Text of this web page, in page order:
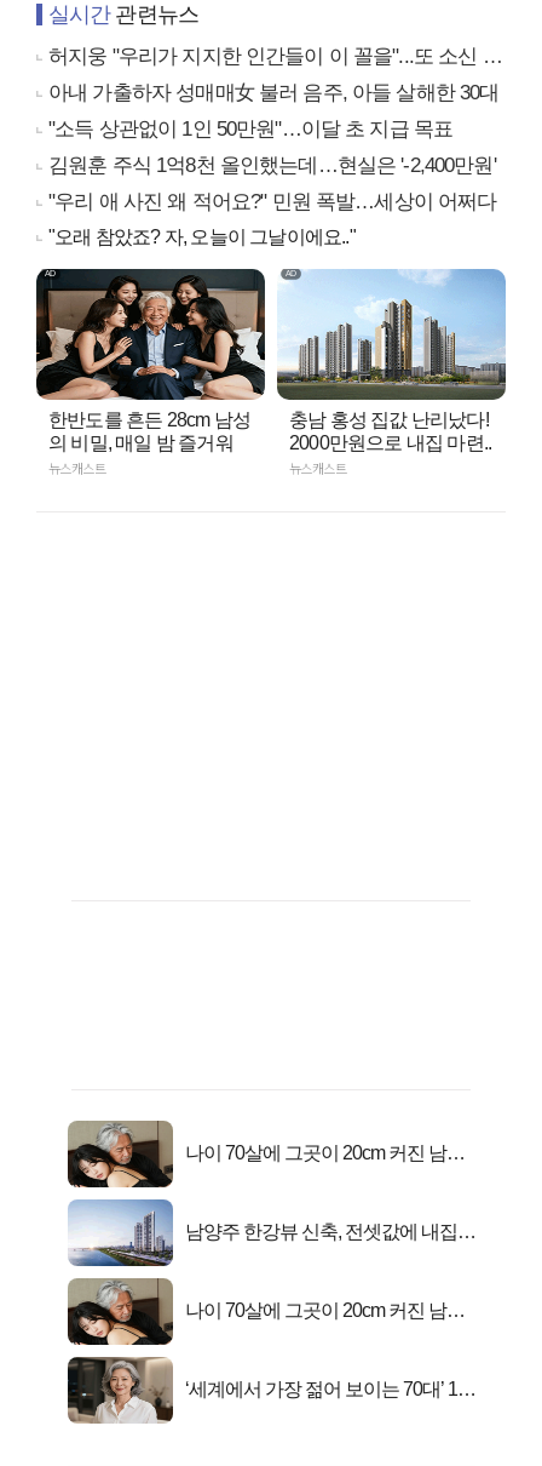
실시간관련뉴스
허지웅 "우리가 지지한 인간들이 이 꼴을"...또 소신 발언
아내 가출하자 성매매女 불러 음주, 아들 살해한 30대
"소득 상관없이 1인 50만원"…이달 초 지급 목표
김원훈 주식 1억8천 올인했는데…현실은 '-2,400만원'
"우리 애 사진 왜 적어요?" 민원 폭발…세상이 어쩌다
"오래 참았죠? 자, 오늘이 그날이에요.."
한반도를 흔든 28cm 남성
의 비밀, 매일 밤 즐거워
뉴스캐스트
충남 홍성 집값 난리났다!
2000만원으로 내집 마련..
뉴스캐스트
나이 70살에 그곳이 20cm 커진 남자..
남양주 한강뷰 신축, 전셋값에 내집마
나이 70살에 그곳이 20cm 커진 남자..
‘세계에서 가장 젊어 보이는 70대’ 1위